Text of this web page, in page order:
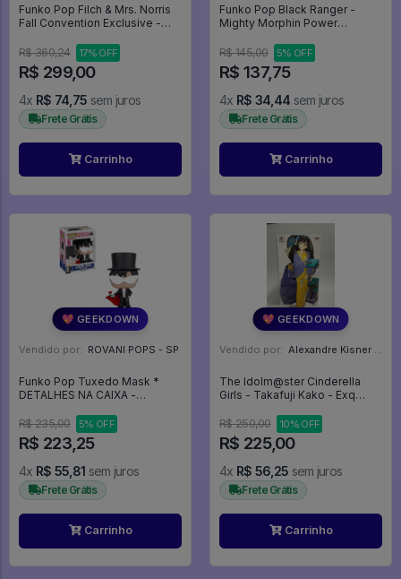
Funko Pop Filch & Mrs. Norris
Fall Convention Exclusive -
R$ 360,24
17% OFF
R$ 299,00
4x R$ 74,75 sem juros
Frete Grátis
Carrinho
Funko Pop Black Ranger -
Mighty Morphin Power
R$ 145,00
5% OFF
R$ 137,75
4x R$ 34,44 sem juros
Frete Grátis
Carrinho
💖 GEEKDOWN
Vendido por: ROVANI POPS - SP
Funko Pop Tuxedo Mask *
DETALHES NA CAIXA -
R$ 235,00
5% OFF
R$ 223,25
4x R$ 55,81 sem juros
Frete Grátis
Carrinho
💖 GEEKDOWN
Vendido por: Alexandre Kisner - PR
The Idolm@ster Cinderella
Girls - Takafuji Kako - Exq
Idolm@ster
R$ 250,00 10% OFF
R$ 225,00
4x R$ 56,25 sem juros
Frete Grátis
Carrinho